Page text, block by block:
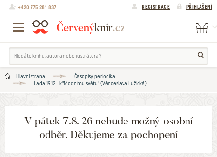
+420 775 281 837 REGISTRACE PŘIHLÁŠENÍ
Hlavní strana
Časopisy, periodika
Lada 1912 - k "Modnímu světu" (Věnceslava Lužická)
V pátek 7.8. 26 nebude možný osobní
odběr. Děkujeme za pochopení